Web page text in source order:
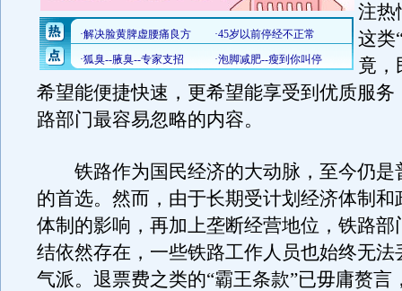
注热
这类
竟，
希望能便捷快速，更希望能享受到优质服务
路部门最容易忽略的内容。
铁路作为国民经济的大动脉，至今仍是
的首选。然而，由于长期受计划经济体制和
体制的影响，再加上垄断经营地位，铁路部
结依然存在，一些铁路工作人员也始终无法
气派。退票费之类的“霸王条款”已毋庸赘言